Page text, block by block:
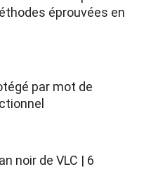
éprouvées en
par mot de
noir de VLC | 6